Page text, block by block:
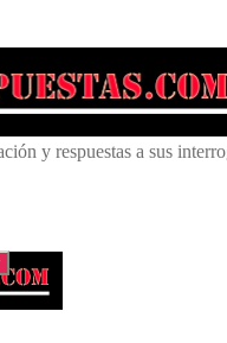
y respuestas a sus